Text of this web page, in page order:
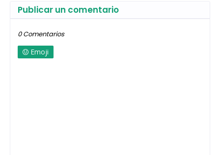
Publicar un comentario
0 Comentarios
Emoji